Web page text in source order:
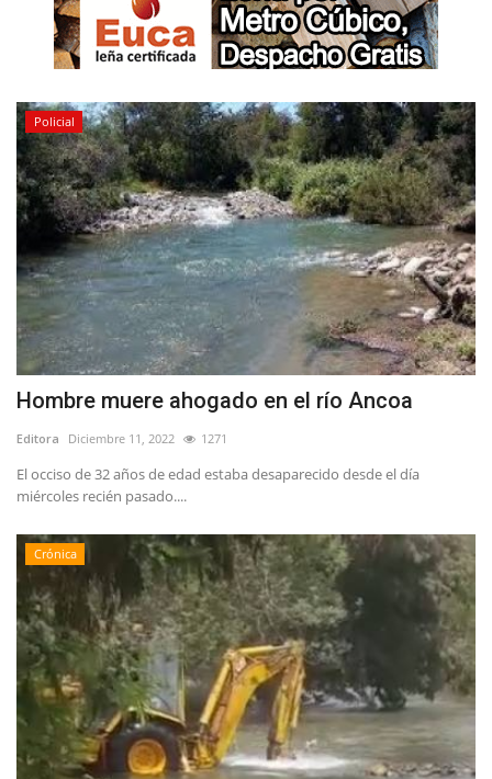
Policial
Hombre muere ahogado en el río Ancoa
Editora Diciembre 11, 2022 1271
El occiso de 32 años de edad estaba desaparecido desde el día
miércoles recién pasado....
Crónica